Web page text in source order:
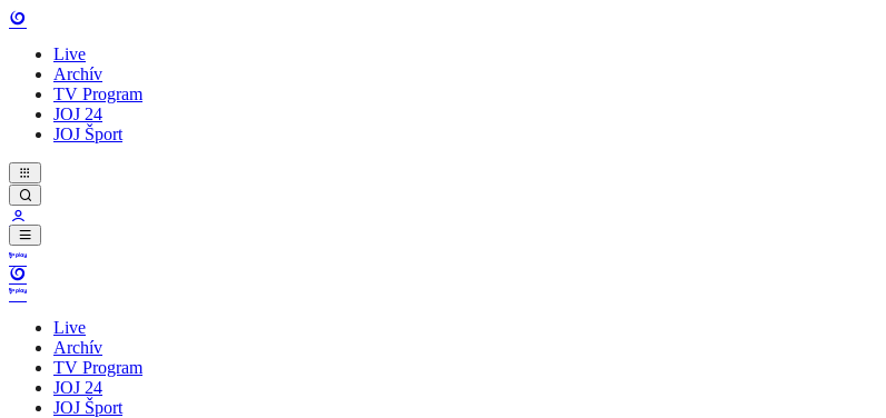
Live
Archív
TV Program
JOJ 24
JOJ Šport
Live
Archív
TV Program
JOJ 24
JOJ Šport